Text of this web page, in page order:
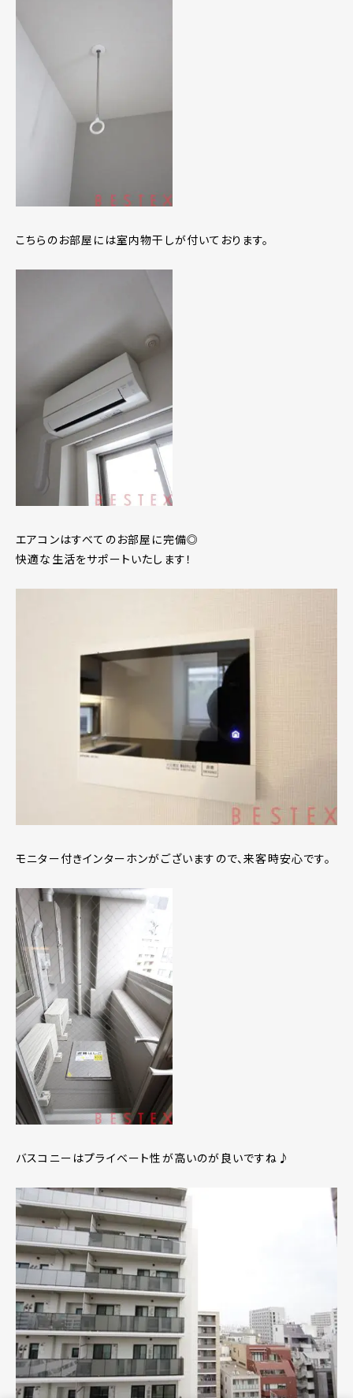
こちらのお部屋には室内物干しが付いております。
エアコンはすべてのお部屋に完備◎
快適な生活をサポートいたします！
モニター付きインターホンがございますので、来客時安心です。
バスコニーはプライベート性が高いのが良いですね♪